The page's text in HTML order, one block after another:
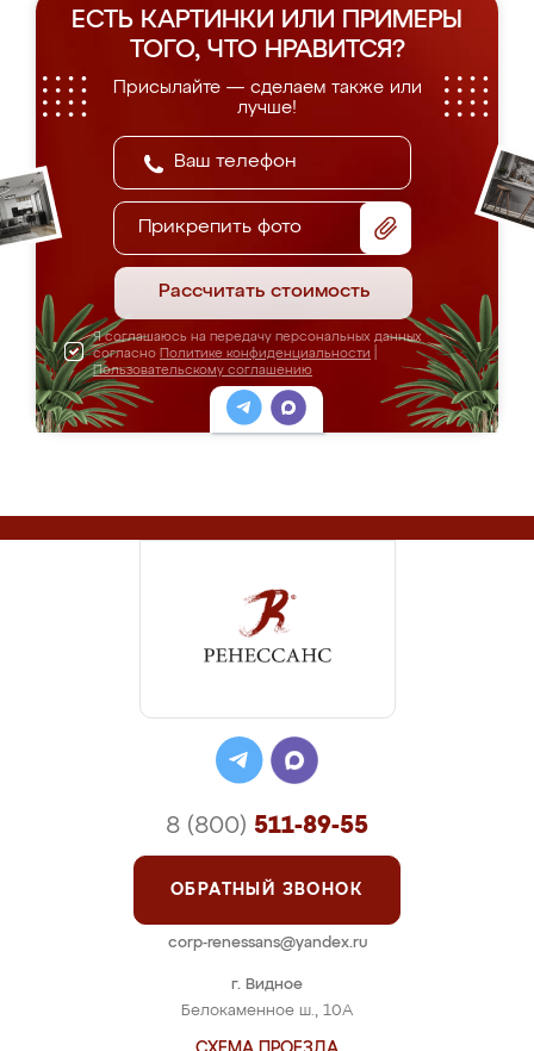
ЕСТЬ КАРТИНКИ ИЛИ ПРИМЕРЫ
ТОГО, ЧТО НРАВИТСЯ?
Присылайте — сделаем также или
лучше!
Прикрепить фото
Рассчитать стоимость
Я соглашаюсь на передачу персональных данных
согласно Политике конфиденциальности
Пользовательскому соглашению
г. Видное
Белокаменное ш., 10А
8 (800) 511-89-55
ОБРАТНЫЙ ЗВОНОК
corp-renessans@yandex.ru